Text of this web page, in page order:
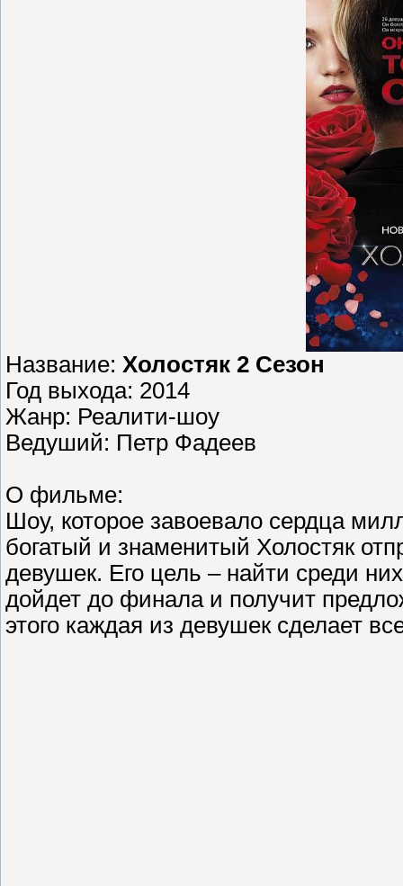
Название: Холостяк 2 Сезон
Год выхода: 2014
Жанр: Реалити-шоу
Ведуший: Петр Фадеев
О фильме:
Шоу, которое завоевало сердца
богатый и знаменитый Холостяк
девушек. Его цель – найти среди
дойдет до финала и получит
этого каждая из девушек сделает